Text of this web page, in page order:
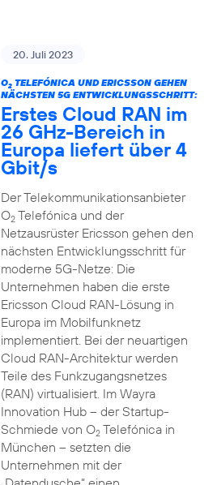
20. Juli 2023
O2TELEFÓNICA UND ERICSSON GEHEN
NÄCHSTEN 5G ENTWICKLUNGSSCHRITT:
Erstes Cloud RAN im
26 GHz-Bereich in
Europa liefert über 4
Gbit/s
Der Telekommunikationsanbieter
O2Telefónica und der
Netzausrüster Ericsson gehen den
nächsten Entwicklungsschritt für
moderne 5G-Netze: Die
Unternehmen haben die erste
Ericsson Cloud RAN-Lösung in
Europa im Mobilfunknetz
implementiert. Bei der neuartigen
Cloud RAN-Architektur werden
Teile des Funkzugangsnetzes
(RAN) virtualisiert. Im Wayra
Innovation Hub – der Startup-
Schmiede von O2Telefónica in
München – setzten die
Unternehmen mit der